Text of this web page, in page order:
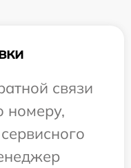
связи
номеру,